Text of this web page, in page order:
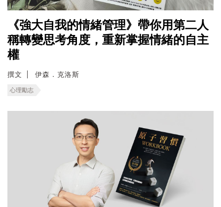
《強大自我的情緒管理》帶你用第二人
稱轉變思考角度，重新掌握情緒的自主
權
撰文 伊森．克洛斯
心理勵志